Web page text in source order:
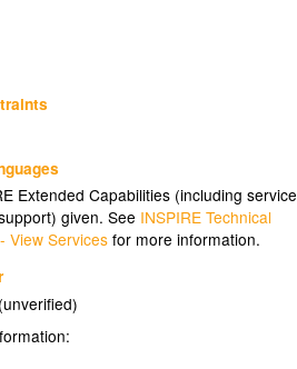
Extended Capabilities (including service
given. See INSPIRE Technical
View Servicesfor more information.
(unverified)